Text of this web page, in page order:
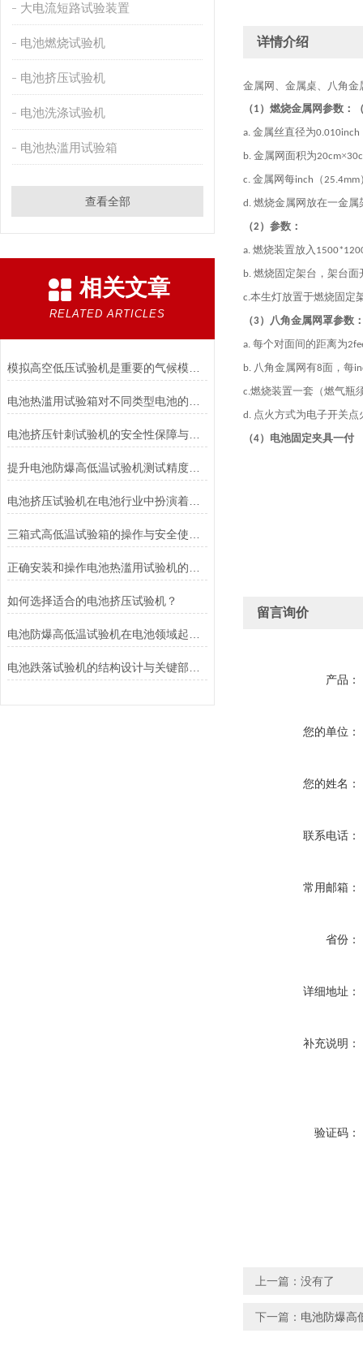
大电流短路试验装置
电池燃烧试验机
电池挤压试验机
电池洗涤试验机
电池热滥用试验箱
查看全部
相关文章
RELATED ARTICLES
模拟高空低压试验机是重要的气候模拟设备
电池挤压针刺试验机的安全性保障与风险控制介绍
提升电池防爆高低温试验机测试精度的技巧
如何选择适合的电池挤压试验机？
详情介绍
金属网、金属桌、八角
（1 ） 燃烧金属网参数：
a. 金属丝直径为0.010inch
b. 金属网面积为20cm×
c. 金属网每inch （25.4mm
d. 燃烧金属网放在一金
（2 ） 参数：
a. 燃烧装置放入
b. 燃烧固定架台，架台面
c.本生灯放置于燃烧固定
（3） 八角金属网罩参数
a. 每个对面间的距离为
b. 八角金属网有8面，每
c.燃烧装置一套（燃气瓶
d. 点火方式为电子开关点
（4） 电池固定夹具一付
留言询价
产品：
您的单位：
您的姓名：
联系电话：
常用邮箱：
省份：
详细地址：
补充说明：
验证码：
上一篇：没有了
下一篇： 电池防爆高